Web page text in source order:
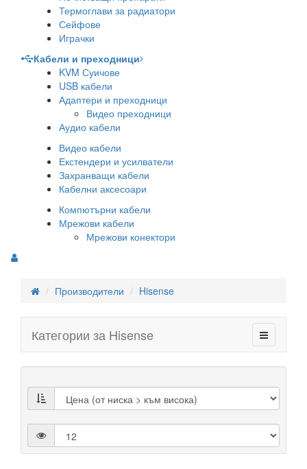
Термоглави за радиатори
Сейфове
Играчки
Кабели и преходници
KVM Суичове
USB кабели
Адаптери и преходници
Видео преходници
Аудио кабели
Видео кабели
Екстендери и усилватели
Захранващи кабели
Кабелни аксесоари
Компютърни кабели
Мрежови кабели
Мрежови конектори
Производители Hisense
Категории за Hisense